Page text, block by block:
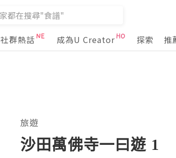
社群熱話 成為U Creator 探索 推
旅遊
沙田萬佛寺一曰遊 1